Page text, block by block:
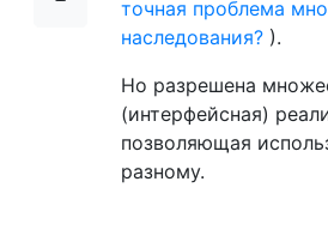
точная проблема
наследования? ).
Но разрешена
(интерфейсная)
позволяющая
разному.